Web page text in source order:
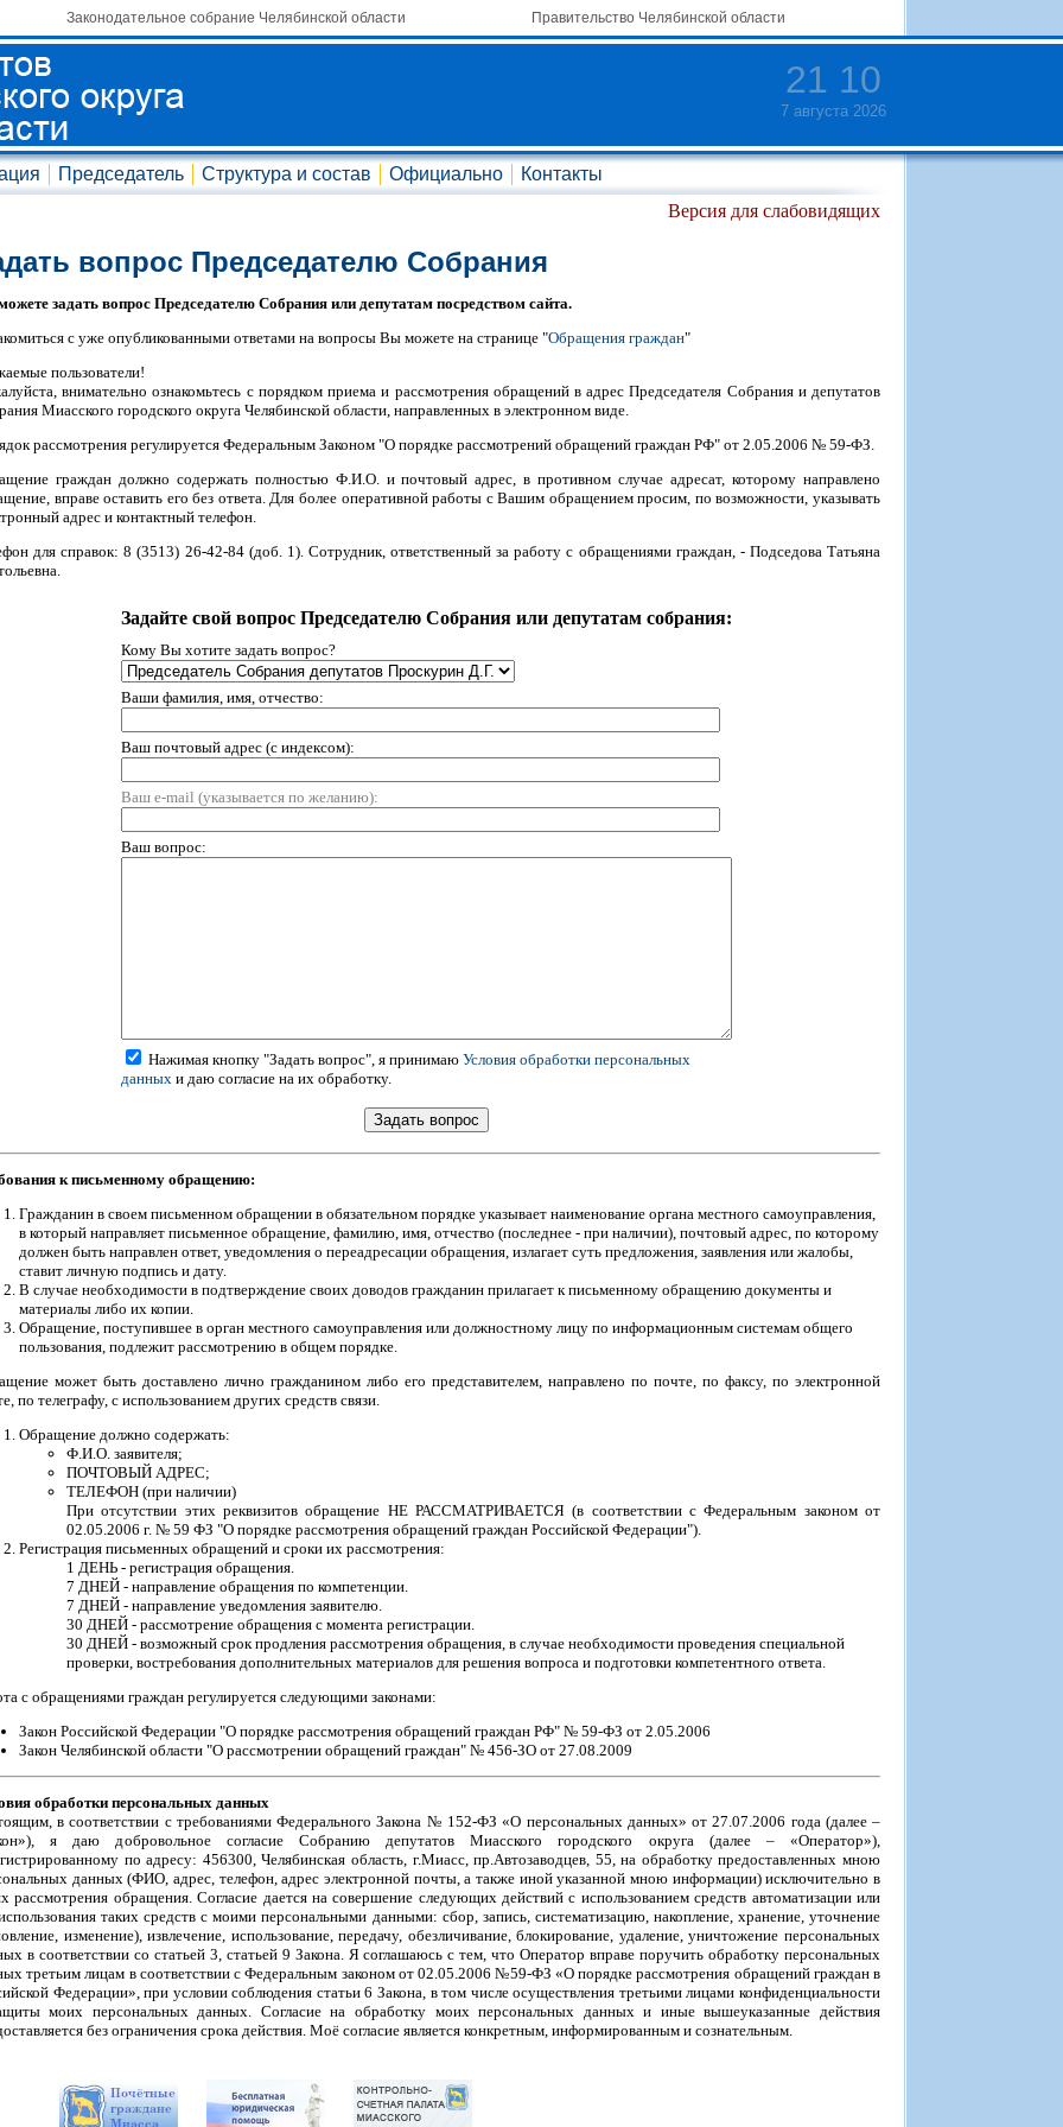
Законодательное собрание Челябинской области Правительство Челябинской области
21 10
7 августа 2026
Председатель Структура и состав Официально
Контакты
Версия для слабовидящих
вопрос Председателю Собрания
задать вопрос Председателю Собрания или депутатам посредством сайта.
с уже опубликованными ответами на вопросы Вы можете на странице "Обращения граждан"
пользователи!
внимательно ознакомьтесь с порядком приема и рассмотрения обращений в адрес Председателя Собрания и депутатов
Миасского городского округа Челябинской области, направленных в электронном виде.
рассмотрения регулируется Федеральным Законом "О порядке рассмотрений обращений граждан РФ" от 2.05.2006 № 59-ФЗ.
граждан должно содержать полностью Ф.И.О. и почтовый адрес, в противном случае адресат, которому направлено
вправе оставить его без ответа. Для более оперативной работы с Вашим обращением просим, по возможности, указывать
адрес и контактный телефон.
для справок: 8 (3513) 26-42-84 (доб. 1). Сотрудник, ответственный за работу с обращениями граждан, - Подседова Татьяна
Задайте свой вопрос Председателю Собрания или депутатам собрания:
Кому Вы хотите задать вопрос?
Ваши фамилия, имя, отчество:
Ваш почтовый адрес (с индексом):
Ваш e-mail (указывается по желанию):
Ваш вопрос:
Нажимая кнопку "Задать вопрос", я принимаю Условия обработки персональных
данныхи даю согласие на их обработку.
к письменному обращению:
Гражданин в своем письменном обращении в обязательном порядке указывает наименование органа местного самоуправления,
в который направляет письменное обращение, фамилию, имя, отчество (последнее - при наличии), почтовый адрес, по которому
должен быть направлен ответ, уведомления о переадресации обращения, излагает суть предложения, заявления или жалобы,
ставит личную подпись и дату.
В случае необходимости в подтверждение своих доводов гражданин прилагает к письменному обращению документы и
материалы либо их копии.
Обращение, поступившее в орган местного самоуправления или должностному лицу по информационным системам общего
пользования, подлежит рассмотрению в общем порядке.
может быть доставлено лично гражданином либо его представителем, направлено по почте, по факсу, по электронной
по телеграфу, с использованием других средств связи.
Обращение должно содержать:
Ф.И.О. заявителя;
ПОЧТОВЫЙ АДРЕС;
ТЕЛЕФОН (при наличии)
При отсутствии этих реквизитов обращение НЕ РАССМАТРИВАЕТСЯ (в соответствии с Федеральным законом от
02.05.2006 г. № 59 ФЗ "О порядке рассмотрения обращений граждан Российской Федерации").
Регистрация письменных обращений и сроки их рассмотрения:
1 ДЕНЬ - регистрация обращения.
7 ДНЕЙ - направление обращения по компетенции.
7 ДНЕЙ - направление уведомления заявителю.
30 ДНЕЙ - рассмотрение обращения с момента регистрации.
30 ДНЕЙ - возможный срок продления рассмотрения обращения, в случае необходимости проведения специальной
проверки, востребования дополнительных материалов для решения вопроса и подготовки компетентного ответа.
с обращениями граждан регулируется следующими законами:
Закон Российской Федерации "О порядке рассмотрения обращений граждан РФ" № 59-ФЗ от 2.05.2006
Закон Челябинской области "О рассмотрении обращений граждан" № 456-ЗО от 27.08.2009
обработки персональных данных
в соответствии с требованиями Федерального Закона № 152-ФЗ «О персональных данных» от 27.07.2006 года (далее –
я даю добровольное согласие Собранию депутатов Миасского городского округа (далее – «Оператор»),
по адресу: 456300, Челябинская область, г.Миасс, пр.Автозаводцев, 55, на обработку предоставленных мною
данных (ФИО, адрес, телефон, адрес электронной почты, а также иной указанной мною информации) исключительно в
рассмотрения обращения. Согласие дается на совершение следующих действий с использованием средств автоматизации или
таких средств с моими персональными данными: сбор, запись, систематизацию, накопление, хранение, уточнение
изменение), извлечение, использование, передачу, обезличивание, блокирование, удаление, уничтожение персональных
в соответствии со статьей 3, статьей 9 Закона. Я соглашаюсь с тем, что Оператор вправе поручить обработку персональных
третьим лицам в соответствии с Федеральным законом от 02.05.2006 №59-ФЗ «О порядке рассмотрения обращений граждан в
Федерации», при условии соблюдения статьи 6 Закона, в том числе осуществления третьими лицами конфиденциальности
моих персональных данных. Согласие на обработку моих персональных данных и иные вышеуказанные действия
без ограничения срока действия. Моё согласие является конкретным, информированным и сознательным.